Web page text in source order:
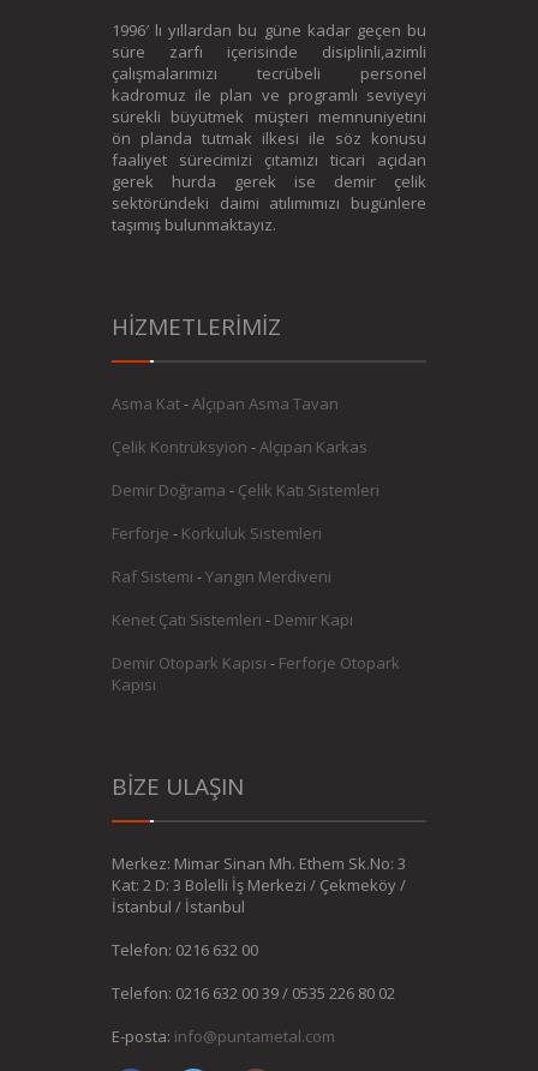
1996′ lı yıllardan bu güne kadar geçen bu
süre zarfı içerisinde disiplinli,azimli
çalışmalarımızı tecrübeli personel
kadromuz ile plan ve programlı seviyeyi
sürekli büyütmek müşteri memnuniyetini
ön planda tutmak ilkesi ile söz konusu
faaliyet sürecimizi çıtamızı ticari açıdan
gerek hurda gerek ise demir çelik
sektöründeki daimi atılımımızı bugünlere
taşımış bulunmaktayız.
HİZMETLERİMİZ
Asma Kat-Alçıpan Asma Tavan
Çelik Kontrüksyion -Alçıpan Karkas
Demir Doğrama - Çelik Katı Sistemleri
Ferforje - Korkuluk Sistemleri
Raf Sistemi -Yangın Merdiveni
Kenet Çatı Sistemleri - Demir Kapı
Demir Otopark Kapısı - Ferforje Otopark
Kapısı
BİZE ULAŞIN
Merkez: Mimar Sinan Mh. Ethem Sk.No: 3
Kat: 2 D: 3 Bolelli İş Merkezi / Çekmeköy /
İstanbul / İstanbul
Telefon: 0216 632 00
Telefon: 0216 632 00 39 / 0535 226 80 02
E-posta: info@puntametal.com